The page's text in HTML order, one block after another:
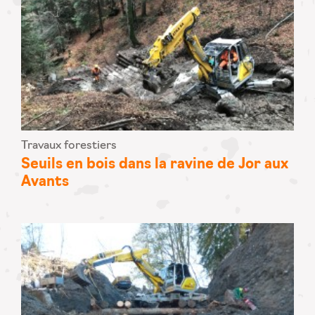
Travaux forestiers
Seuils en bois dans la ravine de Jor aux
Avants